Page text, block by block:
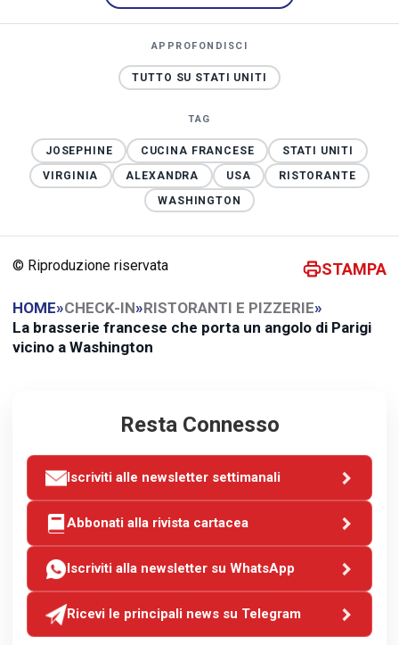
APPROFONDISCI
TUTTO SU STATI UNITI
TAG
JOSEPHINE CUCINA FRANCESE
STATI UNITI
VIRGINIA
ALEXANDRA USA
RISTORANTE
WASHINGTON
© Riproduzione riservata STAMPA
HOME»CHECK-IN»RISTORANTI E PIZZERIE»
La brasserie francese che porta un angolo di Parigi
vicino a Washington
Resta Connesso
Iscriviti alle newsletter settimanali
Abbonati alla rivista cartacea
Iscriviti alla newsletter su WhatsApp
Ricevi le principali news su Telegram